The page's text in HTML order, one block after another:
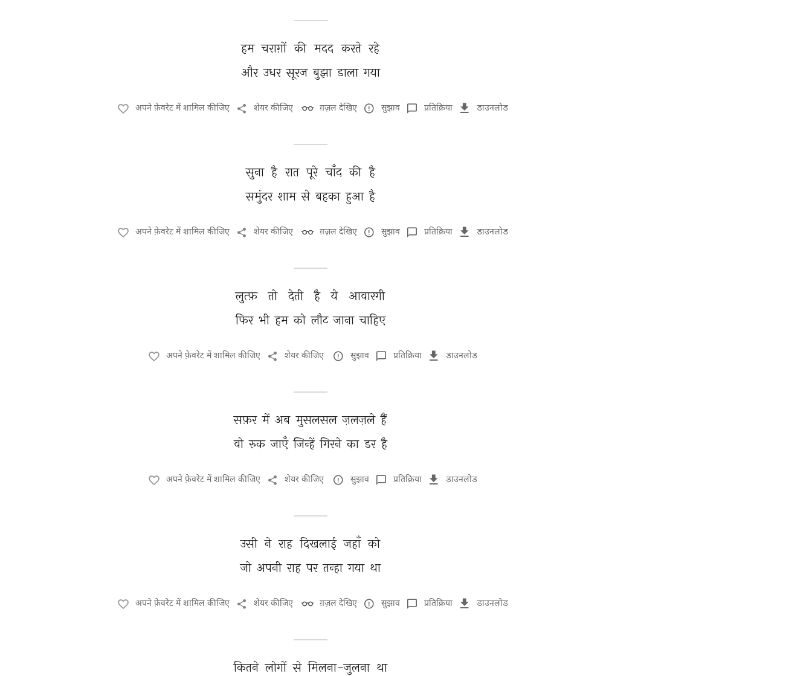
हम चराग़ों की मदद करते रहे
और उधर सूरज बुझा डाला गया
अपने फ़ेवरेट में शामिल कीजिए शेयर कीजिए ग़ज़ल देखिए सुझाव प्रतिक्रिया डाउनलोड
सुना है रात पूरे चाँद की है
समुंदर शाम से बहका हुआ है
अपने फ़ेवरेट में शामिल कीजिए शेयर कीजिए ग़ज़ल देखिए सुझाव प्रतिक्रिया डाउनलोड
लुत्फ़ तो देती है ये
आवारगी
फिर भी हम को लौट जाना चाहिए
अपने फ़ेवरेट में शामिल कीजिए शेयर कीजिए सुझाव प्रतिक्रिया डाउनलोड
सफ़र में अब मुसलसल ज़लज़ले हैं
वो रुक जाएँ जिन्हें गिरने का डर है
अपने फ़ेवरेट में शामिल कीजिए शेयर कीजिए सुझाव प्रतिक्रिया डाउनलोड
उसी ने राह दिखलाई जहाँ को
जो अपनी राह पर तन्हा गया था
अपने फ़ेवरेट में शामिल कीजिए शेयर कीजिए ग़ज़ल देखिए सुझाव प्रतिक्रिया डाउनलोड
कितने लोगों से मिलना-जुलना था